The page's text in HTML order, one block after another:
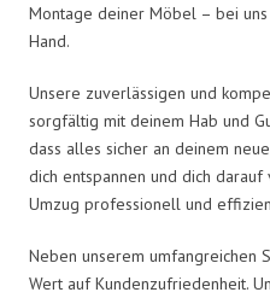
Montage deiner Möbel – bei
Hand.
Unsere zuverlässigen und
sorgfältig mit deinem Hab und
dass alles sicher an deinem
dich entspannen und dich
Umzug professionell und
Neben unserem umfangreichen
Wert auf Kundenzufriedenheit.